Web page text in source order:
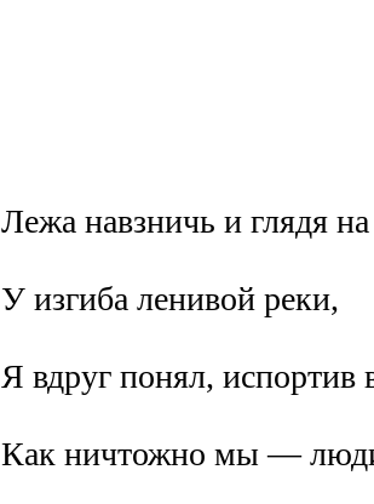
Лежа навзничь и глядя
У изгиба ленивой реки,
Я вдруг понял, испортив
Как ничтожно мы —